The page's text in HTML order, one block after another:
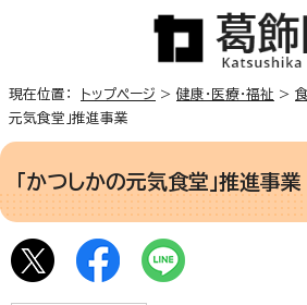
現在位置： トップページ > 健康・医療・福祉 >
元気食堂」推進事業
「かつしかの元気食堂」推進事業